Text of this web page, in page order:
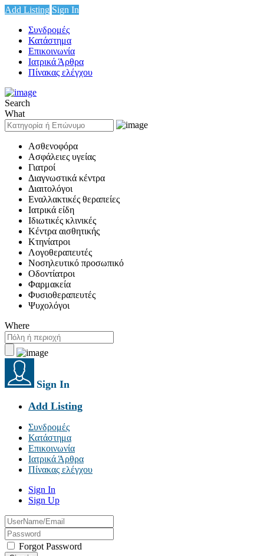
Add Listing Sign In
Συνδρομές
Κατάστημα
Επικοινωνία
Ιατρικά Άρθρα
Πίνακας ελέγχου
Search
What
Ασθενοφόρα
Ασφάλειες υγείας
Γιατροί
Διαγνωστικά κέντρα
Διαιτολόγοι
Εναλλακτικές θεραπείες
Ιατρικά είδη
Ιδιωτικές κλινικές
Κέντρα αισθητικής
Κτηνίατροι
Λογοθεραπευτές
Νοσηλευτικό προσωπικό
Οδοντίατροι
Φαρμακεία
Φυσιοθεραπευτές
Ψυχολόγοι
Where
Sign In
Add Listing
Συνδρομές
Κατάστημα
Επικοινωνία
Ιατρικά Άρθρα
Πίνακας ελέγχου
Sign In
Sign Up
Forgot Password